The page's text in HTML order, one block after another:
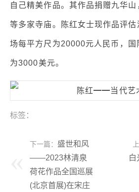
自己精美作品。其作品捐赠九华
等多家寺庙。陈红女士现作品评
场每平方尺为20000元人民币，国
为3000美元。
标签：
下一篇： 盛世和风
——2023林清泉
荷花作品全国巡展
(北京首展)在宋庄